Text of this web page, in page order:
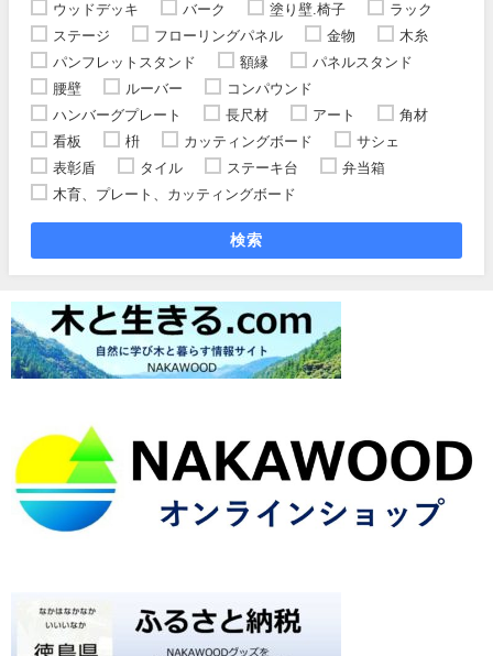
ウッドデッキ
バーク 塗り壁.椅子
ラック
ステージ
フローリングパネル 金物
木糸
パンフレットスタンド
額縁
パネルスタンド
腰壁
ルーバー
コンパウンド
ハンバーグプレート
長尺材 アート
角材
看板
枡 カッティングボード
サシェ
表彰盾
タイル ステーキ台
弁当箱
木育、プレート、カッティングボード
検索